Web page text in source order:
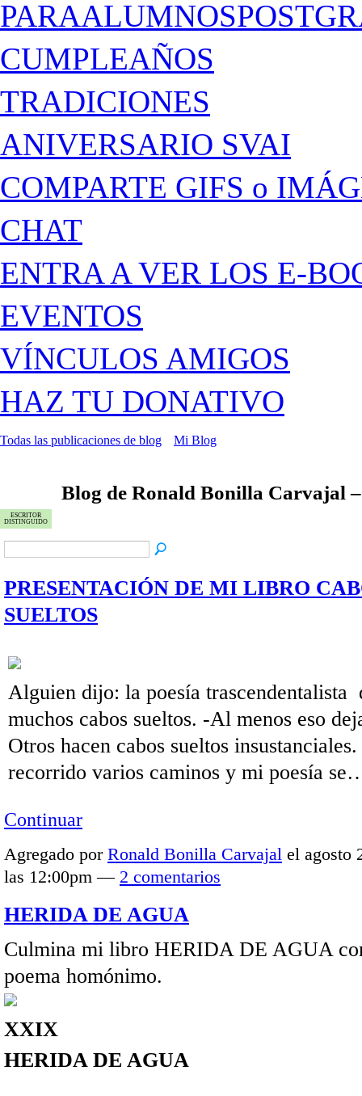
CUMPLEAÑOS
TRADICIONES
ANIVERSARIO SVAI
COMPARTE GIFS o
CHAT
ENTRA A VER LOS E-
EVENTOS
VÍNCULOS AMIGOS
HAZ TU DONATIVO
Todas las publicaciones de blog Mi Blog
ESCRITOR
DISTINGUIDO
Blog de Ronald Bonilla Carvajal
PRESENTACIÓN DE MI LIBRO
SUELTOS
Alguien dijo: la poesía trascendentalista
muchos cabos sueltos. -Al menos eso
Otros hacen cabos sueltos
recorrido varios caminos y mi poesía
Continuar
Agregado por Ronald Bonilla Carvajal el agosto
las 12:00pm — 2 comentarios
HERIDA DE AGUA
Culmina mi libro HERIDA DE AGUA
poema homónimo.
XXIX
HERIDA DE AGUA